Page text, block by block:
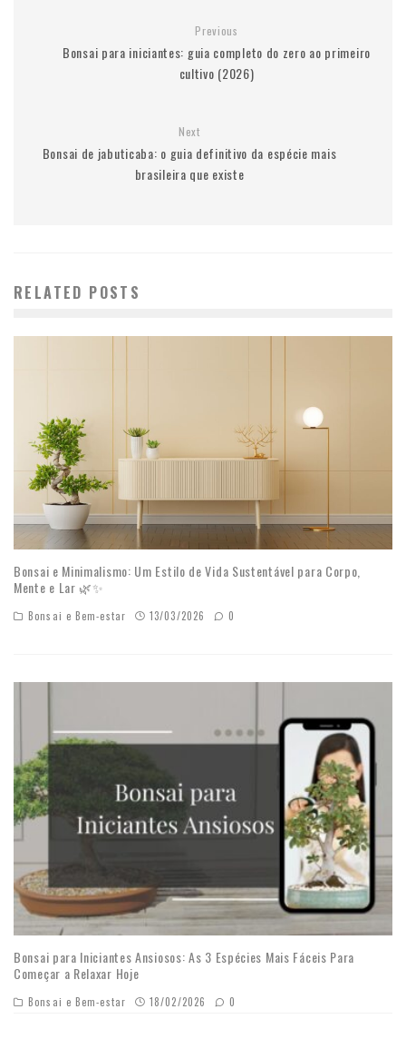
Previous
Bonsai para iniciantes: guia completo do zero ao primeiro
cultivo (2026)
Next
Bonsai de jabuticaba: o guia definitivo da espécie mais
brasileira que existe
RELATED POSTS
Bonsai e Minimalismo: Um Estilo de Vida Sustentável para Corpo,
Mente e Lar 🌿✨
Bonsai e Bem-estar 13/03/2026 0
Bonsai para Iniciantes Ansiosos: As 3 Espécies Mais Fáceis Para
Começar a Relaxar Hoje
Bonsai e Bem-estar 18/02/2026 0